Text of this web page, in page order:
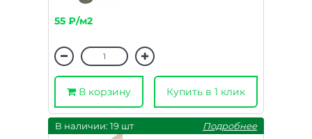
55 ₽/м2
В корзину Купить в 1 клик
В наличии: 19 шт Подробнее